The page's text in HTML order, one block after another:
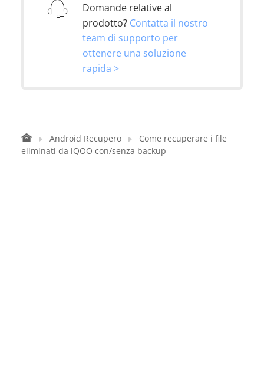
Domande relative al
prodotto? Contatta il nostro
team di supporto per
ottenere una soluzione
rapida >
Android Recupero
Come recuperare i file
eliminati da iQOO con/senza backup